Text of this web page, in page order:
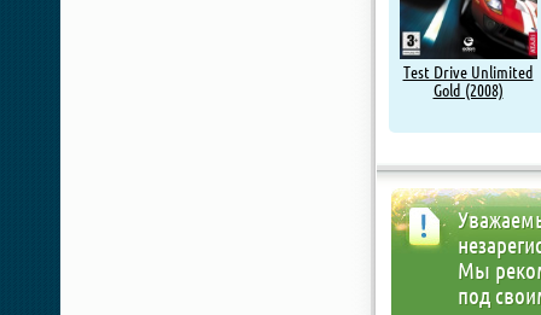
Test Drive Unlimited
Gold (2008)
Мы
под